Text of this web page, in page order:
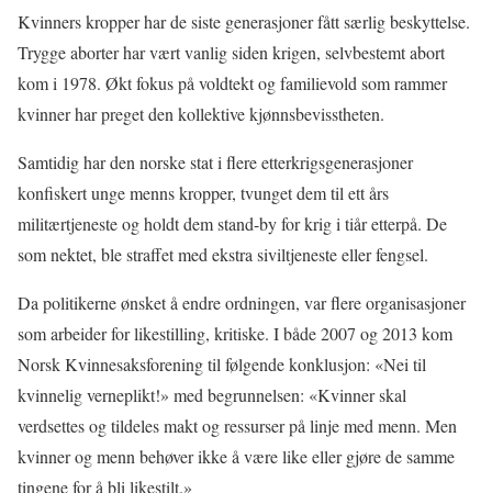
Kvinners kropper har de siste generasjoner fått særlig beskyttelse.
Trygge aborter har vært vanlig siden krigen, selvbestemt abort
kom i 1978. Økt fokus på voldtekt og familievold som rammer
kvinner har preget den kollektive kjønnsbevisstheten.
Samtidig har den norske stat i flere etterkrigsgenerasjoner
konfiskert unge menns kropper, tvunget dem til ett års
militærtjeneste og holdt dem stand-by for krig i tiår etterpå. De
som nektet, ble straffet med ekstra siviltjeneste eller fengsel.
Da politikerne ønsket å endre ordningen, var flere organisasjoner
som arbeider for likestilling, kritiske. I både 2007 og 2013 kom
Norsk Kvinnesaksforening til følgende konklusjon: «Nei til
kvinnelig verneplikt!» med begrunnelsen: «Kvinner skal
verdsettes og tildeles makt og ressurser på linje med menn. Men
kvinner og menn behøver ikke å være like eller gjøre de samme
tingene for å bli likestilt.»